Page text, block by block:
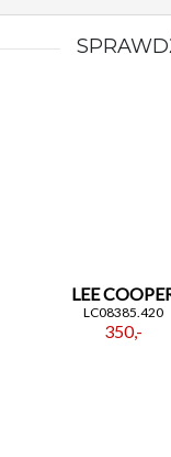
LEE
LC08385.420
350,-